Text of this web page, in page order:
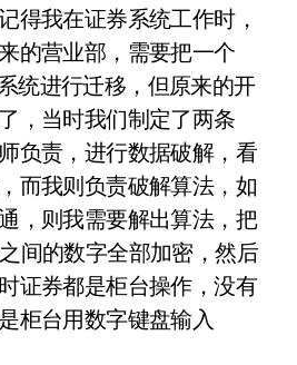
得我在证券系统工作时，
的营业部，需要把一个
统进行迁移，但原来的开
，当时我们制定了两条
负责，进行数据破解，看
而我则负责破解算法，如
，则我需要解出算法，把
间的数字全部加密，然后
证券都是柜台操作，没有
柜台用数字键盘输入